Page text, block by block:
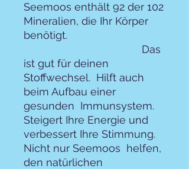
Seemoos enthält 92 der 102
Mineralien, die Ihr Körper
benötigt.
Das
ist gut für deinen
Stoffwechsel. Hilft auch
beim Aufbau einer
gesunden Immunsystem.
Steigert Ihre Energie und
verbessert Ihre Stimmung.
Nicht nur Seemoos helfen,
den natürlichen